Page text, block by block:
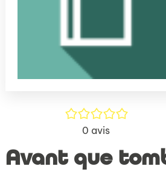
/5
0 avis
Avant que